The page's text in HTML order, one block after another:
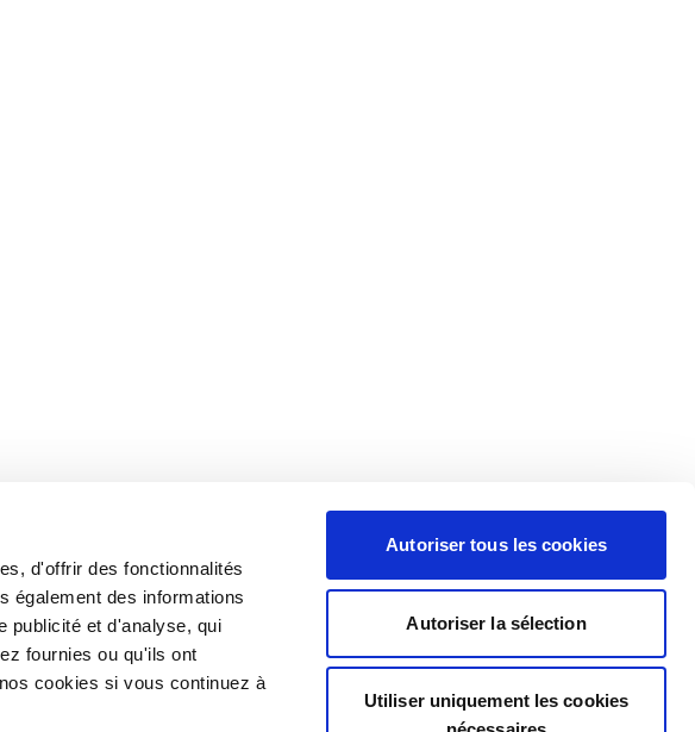
d'offrir des fonctionnalités
également des informations
publicité et d'analyse, qui
fournies ou qu'ils ont
cookies si vous continuez à
Autoriser tous les cookies
Autoriser la sélection
Utiliser uniquement les cookies